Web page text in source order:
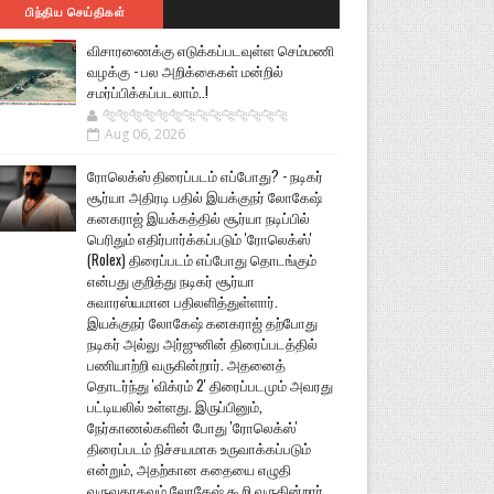
பிந்திய செய்திகள்
விசாரணைக்கு எடுக்கப்படவுள்ள செம்மணி
வழக்கு - பல அறிக்கைகள் மன்றில்
சமர்ப்பிக்கப்படலாம்..!
🐅🐅🐅🐅🐅🐅🐆🐆🐆🐆🐆🐆🐆🐆
Aug 06, 2026
ரோலெக்ஸ் திரைப்படம் எப்போது? - நடிகர்
சூர்யா அதிரடி பதில் இயக்குநர் லோகேஷ்
கனகராஜ் இயக்கத்தில் சூர்யா நடிப்பில்
பெரிதும் எதிர்பார்க்கப்படும் 'ரோலெக்ஸ்'
(Rolex) திரைப்படம் எப்போது தொடங்கும்
என்பது குறித்து நடிகர் சூர்யா
சுவாரஸ்யமான பதிலளித்துள்ளார்.
இயக்குநர் லோகேஷ் கனகராஜ் தற்போது
நடிகர் அல்லு அர்ஜுனின் திரைப்படத்தில்
பணியாற்றி வருகின்றார். அதனைத்
தொடர்ந்து 'விக்ரம் 2' திரைப்படமும் அவரது
பட்டியலில் உள்ளது. இருப்பினும்,
நேர்காணல்களின் போது 'ரோலெக்ஸ்'
திரைப்படம் நிச்சயமாக உருவாக்கப்படும்
என்றும், அதற்கான கதையை எழுதி
வருவதாகவும் லோகேஷ் கூறி வருகின்றார்.